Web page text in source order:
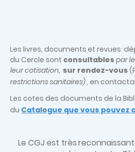
Les livres, documents et revues
du Cercle sont consultables par
leur cotisation, sur rendez-vous
restrictions sanitaires), en
Les cotes des documents de la
du Catalogue que vous pouvez
Le CGJ est très